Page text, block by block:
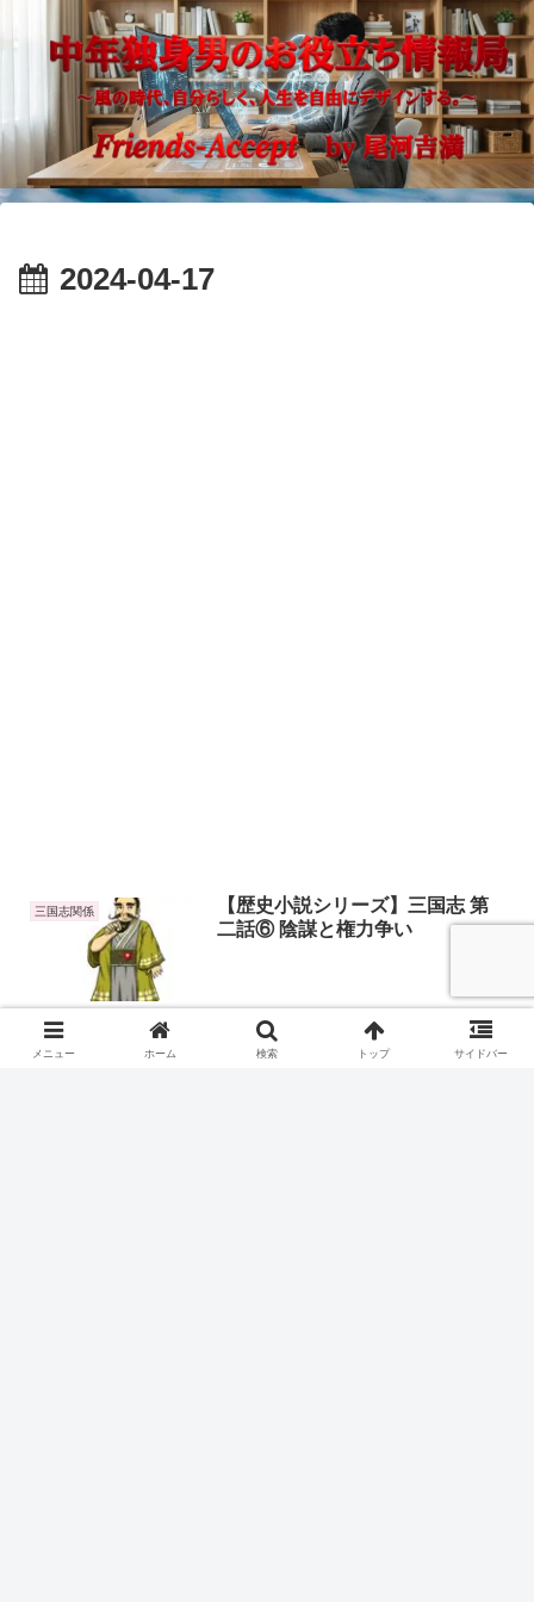
2024-04-17
三国志関係
【歴史小説シリーズ】三国志 第
二話⑥ 陰謀と権力争い
2024.04.17
ブログ
初心者が【ブログで稼ぐ方法】を
メニュー ホーム 検索 トップ サイドバー